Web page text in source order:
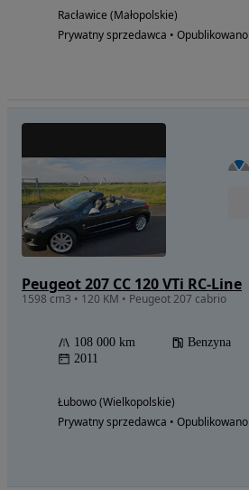
Racławice (Małopolskie)
Prywatny sprzedawca • Opublikowano
Peugeot 207 CC 120 VTi RC-Line
1598 cm3 • 120 KM • Peugeot 207 cabrio
108 000 km Benzyna
2011
Łubowo (Wielkopolskie)
Prywatny sprzedawca • Opublikowano